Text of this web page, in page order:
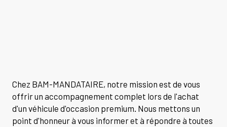
Chez BAM-MANDATAIRE, notre mission est de vous
offrir un accompagnement complet lors de l'achat
d'un véhicule d'occasion premium. Nous mettons un
point d'honneur à vous informer et à répondre à toutes